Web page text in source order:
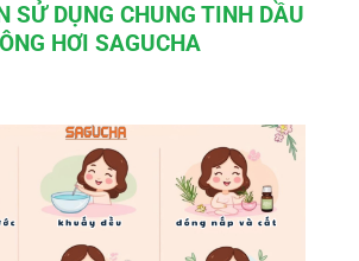
SỬ DỤNG CHUNG TINH DẦU
HƠI SAGUCHA